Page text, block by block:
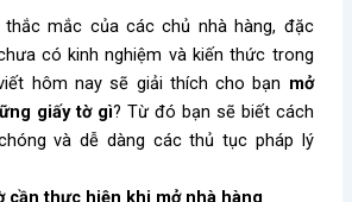
mắc của các chủ nhà hàng, đặc
có kinh nghiệm và kiến thức trong
hôm nay sẽ giải thích cho bạn mở
giấy tờ gì? Từ đó bạn sẽ biết cách
và dễ dàng các thủ tục pháp lý
cần thực hiện khi mở nhà hàng